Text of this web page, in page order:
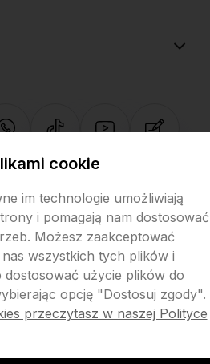
cookie
im technologie umożliwiają
i pomagają nam dostosować
Możesz zaakceptować
wszystkich tych plików i
użycie plików do
opcję "Dostosuj zgody".
przeczytasz w naszej Polityce